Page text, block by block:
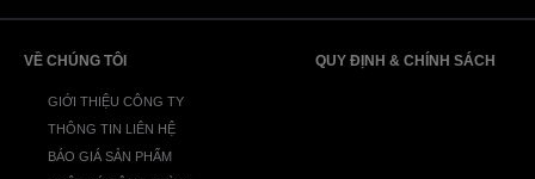
VỀ CHÚNG TÔI
GIỚI THIỆU CÔNG TY
THÔNG TIN LIÊN HỆ
BÁO GIÁ SẢN PHẨM
QUY ĐỊNH & CHÍNH SÁCH